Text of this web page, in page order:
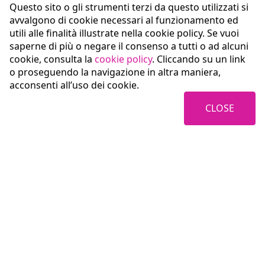
Questo sito o gli strumenti terzi da questo utilizzati si
avvalgono di cookie necessari al funzionamento ed
utili alle finalità illustrate nella cookie policy. Se vuoi
saperne di più o negare il consenso a tutti o ad alcuni
cookie, consulta la cookie policy. Cliccando su un link
o proseguendo la navigazione in altra maniera,
acconsenti all’uso dei cookie.
CLOSE